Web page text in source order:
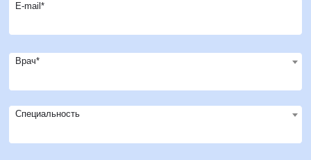
E-mail*
Врач*
Специальность